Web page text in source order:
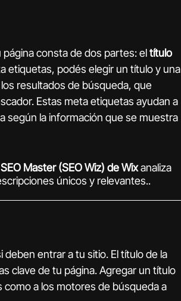
consta de dos partes: el título
etiquetas, podés elegir un título y una
resultados de búsqueda, que
Estas meta etiquetas ayudan a
según la información que se muestra
SEO Master (SEO Wiz) de Wix analiza
únicos y relevantes..
entrar a tu sitio. El título de la
clave de tu página. Agregar un título
como a los motores de búsqueda a